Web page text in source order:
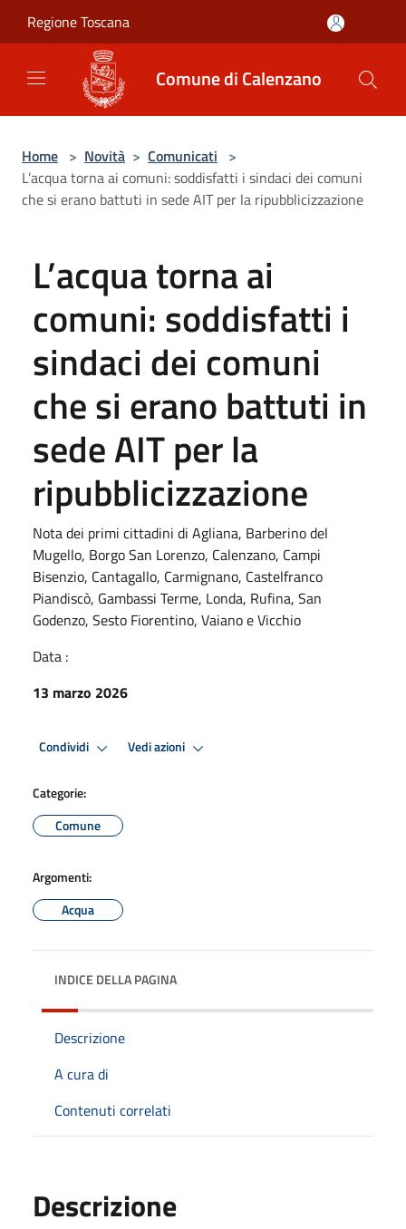
Regione Toscana
Comune di Calenzano
Home > Novità > Comunicati >
L’acqua torna ai comuni: soddisfatti i sindaci dei comuni
che si erano battuti in sede AIT per la ripubblicizzazione
L’acqua torna ai
comuni: soddisfatti i
sindaci dei comuni
che si erano battuti in
sede AIT per la
ripubblicizzazione
Nota dei primi cittadini di Agliana, Barberino del
Mugello, Borgo San Lorenzo, Calenzano, Campi
Bisenzio, Cantagallo, Carmignano, Castelfranco
Piandiscò, Gambassi Terme, Londa, Rufina, San
Godenzo, Sesto Fiorentino, Vaiano e Vicchio
Data :
13 marzo 2026
Condividi Vedi azioni
Categorie:
Comune
Argomenti:
Acqua
INDICE DELLA PAGINA
Descrizione
A cura di
Contenuti correlati
Descrizione